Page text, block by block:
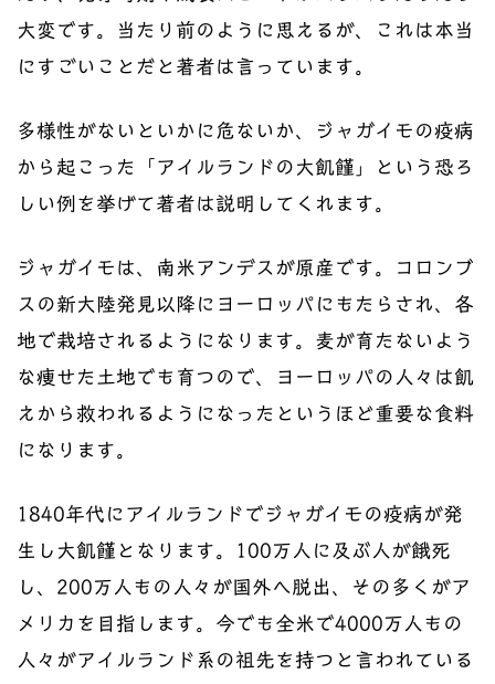
大変です。当たり前のように思えるが、これは本当
にすごいことだと著者は言っています。
多様性がないといかに危ないか、ジャガイモの疫病
から起こった「アイルランドの大飢饉」という恐ろ
しい例を挙げて著者は説明してくれます。
ジャガイモは、南米アンデスが原産です。コロンブ
スの新大陸発見以降にヨーロッパにもたらされ、各
地で栽培されるようになります。麦が育たないよう
な痩せた土地でも育つので、ヨーロッパの人々は飢
えから救われるようになったというほど重要な食料
になります。
1840年代にアイルランドでジャガイモの疫病が発
生し大飢饉となります。100万人に及ぶ人が餓死
し、200万人もの人々が国外へ脱出、その多くがア
メリカを目指します。今でも全米で4000万人もの
人々がアイルランド系の祖先を持つと言われている